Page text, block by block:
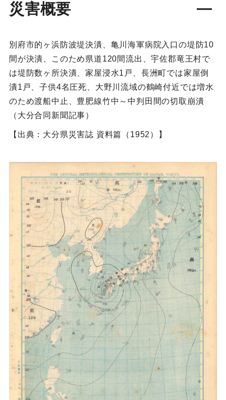
災害概要
別府市的ヶ浜防波堤決潰、亀川海軍病院入口の堤防10
間が決潰、このため県道120間流出、宇佐郡竜王村で
は堤防数ヶ所決潰、家屋浸水1戸、長洲町では家屋倒
潰1戸、子供4名圧死、大野川流域の鶴崎付近では増水
のため渡船中止、豊肥線竹中～中判田間の切取崩潰
（大分合同新聞記事）
【出典：大分県災害誌 資料篇（1952）】